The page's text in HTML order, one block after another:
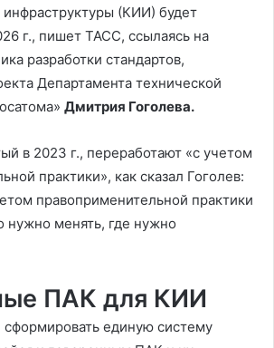
(КИИ) будет
г., пишет ТАСС, ссылаясь на
разработки стандартов,
Департамента технической
Дмитрия Гоголева.
в 2023 г., переработают «с учетом
практики», как сказал Гоголев:
правоприменительной практики
нужно менять, где нужно
ПАК для КИИ
единую систему